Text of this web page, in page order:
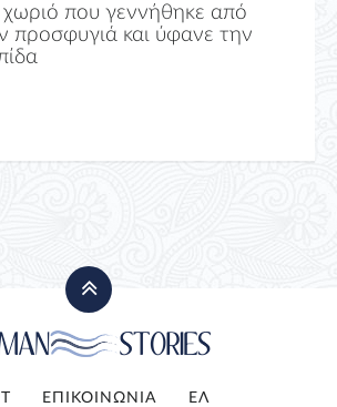
που γεννήθηκε από
προσφυγιά και ύφανε την
ΕΠΙΚΟΙΝΩΝΙΑ ΕΛ